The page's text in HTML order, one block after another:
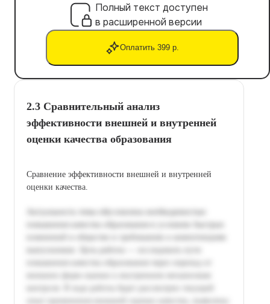
Полный текст доступен
в расширенной версии
Оплатить 399 р.
2.3 Сравнительный анализ
эффективности внешней и внутренней
оценки качества образования
Сравнение эффективности внешней и внутренней
оценки качества.